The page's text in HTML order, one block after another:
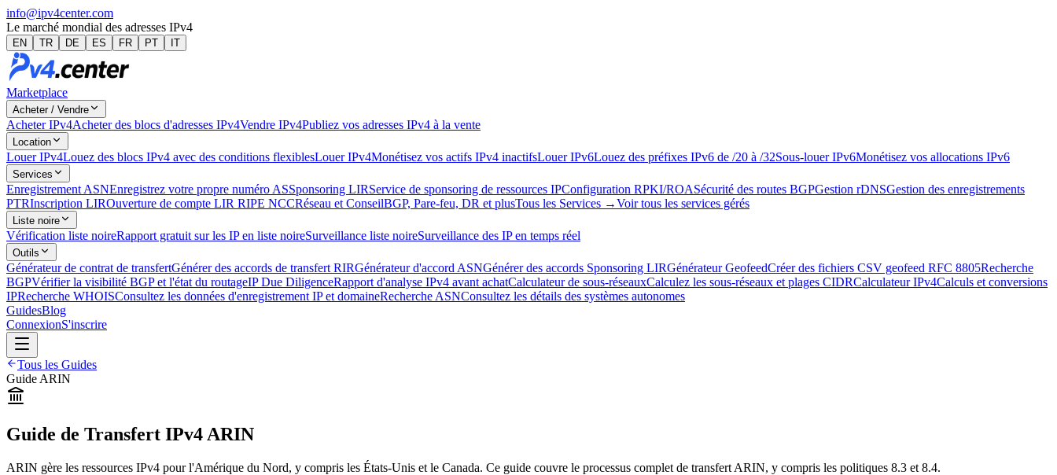
info@ipv4center.com
Le marché mondial des adresses IPv4
EN TR DE ES FR PT IT
Marketplace
Acheter / Vendre
Acheter IPv4Acheter des blocs d'adresses IPv4Vendre IPv4Publiez vos adresses IPv4 à la vente
Location
Louer IPv4Louez des blocs IPv4 avec des conditions flexiblesLouer IPv4Monétisez vos actifs IPv4 inactifsLouer IPv6Louez des préfixes IPv6 de /20 à /32Sous-louer IPv6Monétisez vos allocations IPv6
Services
Enregistrement ASNEnregistrez votre propre numéro ASSponsoring LIRService de sponsoring de ressources IPConfiguration RPKI/ROASécurité des routes BGPGestion rDNSGestion des enregistrements
PTRInscription LIROuverture de compte LIR RIPE NCCRéseau et ConseilBGP, Pare-feu, DR et plusTous les Services →Voir tous les services gérés
Liste noire
Vérification liste noireRapport gratuit sur les IP en liste noireSurveillance liste noireSurveillance des IP en temps réel
Outils
Générateur de contrat de transfertGénérer des accords de transfert RIRGénérateur d'accord ASNGénérer des accords Sponsoring LIRGénérateur GeofeedCréer des fichiers CSV geofeed RFC 8805Recherche
BGPVérifier la visibilité BGP et l'état du routageIP Due DiligenceRapport d'analyse IPv4 avant achatCalculateur de sous-réseauxCalculez les sous-réseaux et plages CIDRCalculateur IPv4Calculs et conversions
IPRecherche WHOISConsultez les données d'enregistrement IP et domaineRecherche ASNConsultez les détails des systèmes autonomes
GuidesBlog
ConnexionS'inscrire
Tous les Guides
Guide ARIN
Guide de Transfert IPv4 ARIN
ARIN gère les ressources IPv4 pour l'Amérique du Nord, y compris les États-Unis et le Canada. Ce guide couvre le processus complet de transfert ARIN, y compris les politiques 8.3 et 8.4.